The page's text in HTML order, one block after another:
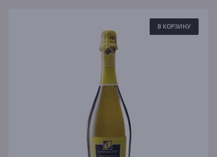
В КОРЗИНУ